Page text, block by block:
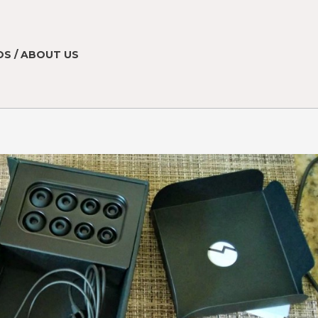
/ ABOUT US